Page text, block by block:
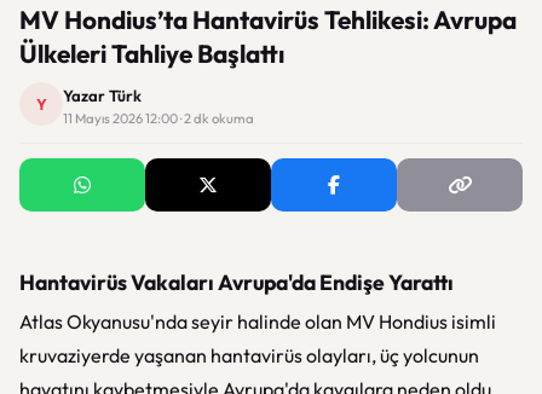
MV Hondius’ta Hantavirüs Tehlikesi: Avrupa
Ülkeleri Tahliye Başlattı
Y Yazar Türk
11 Mayıs 2026 12:00 · 2 dk okuma
Hantavirüs Vakaları Avrupa'da Endişe Yarattı
Atlas Okyanusu'nda seyir halinde olan MV Hondius isimli
kruvaziyerde yaşanan hantavirüs olayları, üç yolcunun
hayatını kaybetmesiyle Avrupa'da kaygılara neden oldu.